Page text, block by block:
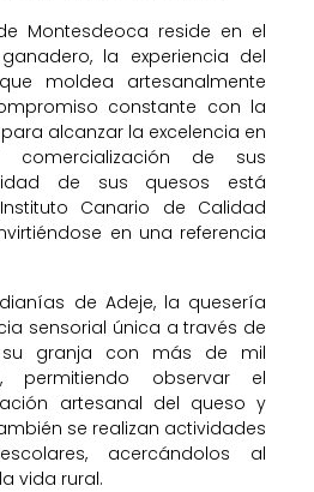
Montesdeoca reside en el
la experiencia del
moldea artesanalmente
constante con la
alcanzar la excelencia en
de sus
de sus quesos está
Canario de Calidad
en una referencia
de Adeje, la quesería
sensorial única a través de
granja con más de mil
permitiendo observar el
artesanal del queso y
se realizan actividades
acercándolos al
vida rural.